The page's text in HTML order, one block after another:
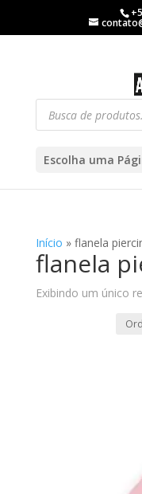
Escolha uma
Início » flanela
flanela
Exibindo um único